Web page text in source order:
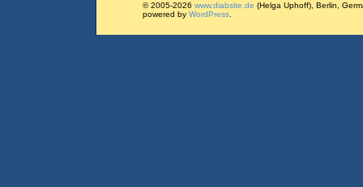
© 2005-2026 www.diabsite.de (Helga Uphoff), Berlin,
powered by WordPress.